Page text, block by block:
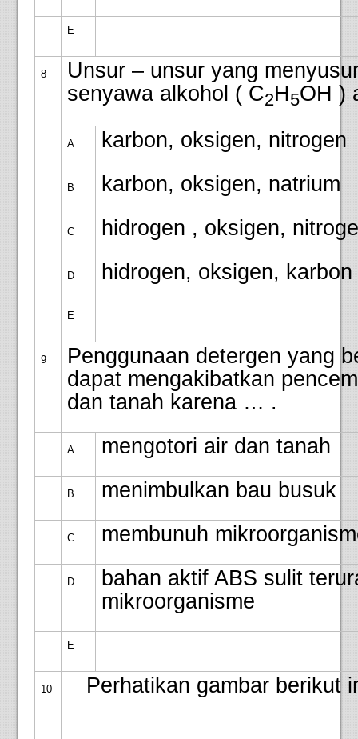
E
8
Unsur – unsur yang
senyawa alkohol ( C2H5OH )
A karbon, oksigen, nitrogen
B karbon, oksigen, natrium
C hidrogen , oksigen,
D hidrogen, oksigen, karbon
E
9
Penggunaan detergen yang
dapat mengakibatkan
dan tanah karena … .
A mengotori air dan tanah
B menimbulkan bau busuk
C membunuh
D
bahan aktif ABS sulit
mikroorganisme
E
10 Perhatikan gambar berikut